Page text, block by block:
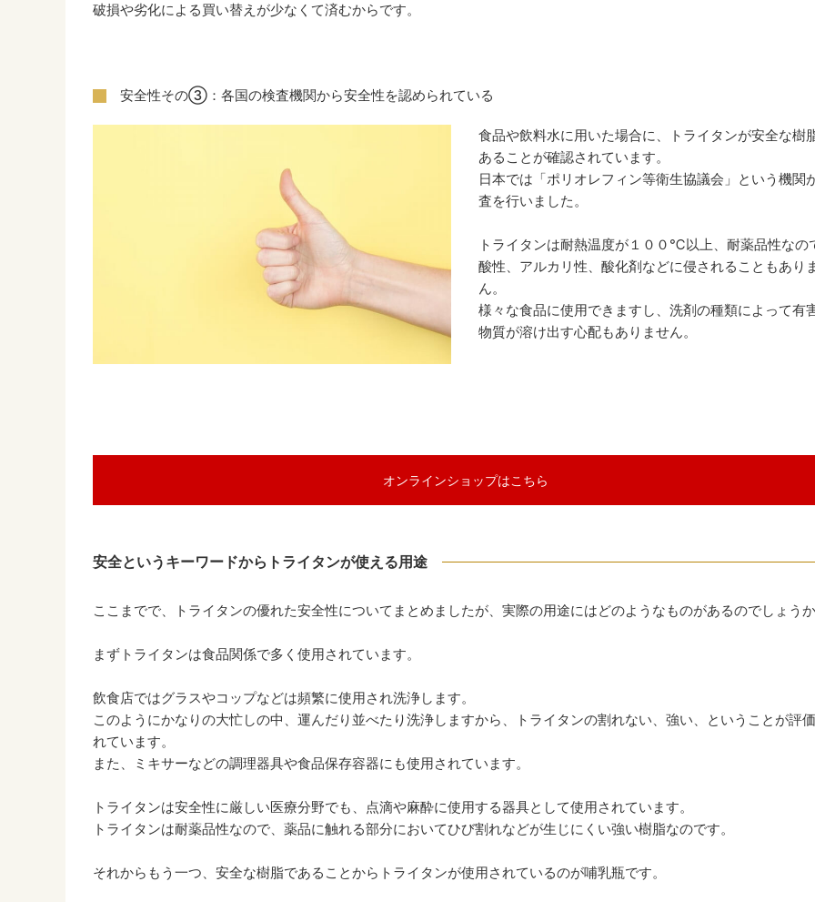
破損や劣化による買い替えが少なくて済むからです。
安全性その③：各国の検査機関から安全性を認められている
食品や飲料水に用いた場合に、トライタンが安全な樹
あることが確認されています。
日本では「ポリオレフィン等衛生協議会」という機関
査を行いました。
トライタンは耐熱温度が１００℃以上、耐薬品性なの
酸性、アルカリ性、酸化剤などに侵されることもあり
ん。
様々な食品に使用できますし、洗剤の種類によって有
物質が溶け出す心配もありません。
オンラインショップはこちら
安全というキーワードからトライタンが使える用途
ここまでで、トライタンの優れた安全性についてまとめましたが、実際の用途にはどのようなものがあるのでしょう
まずトライタンは食品関係で多く使用されています。
飲食店ではグラスやコップなどは頻繁に使用され洗浄します。
このようにかなりの大忙しの中、運んだり並べたり洗浄しますから、トライタンの割れない、強い、ということが評
れています。
また、ミキサーなどの調理器具や食品保存容器にも使用されています。
トライタンは安全性に厳しい医療分野でも、点滴や麻酔に使用する器具として使用されています。
トライタンは耐薬品性なので、薬品に触れる部分においてひび割れなどが生じにくい強い樹脂なのです。
それからもう一つ、安全な樹脂であることからトライタンが使用されているのが哺乳瓶です。